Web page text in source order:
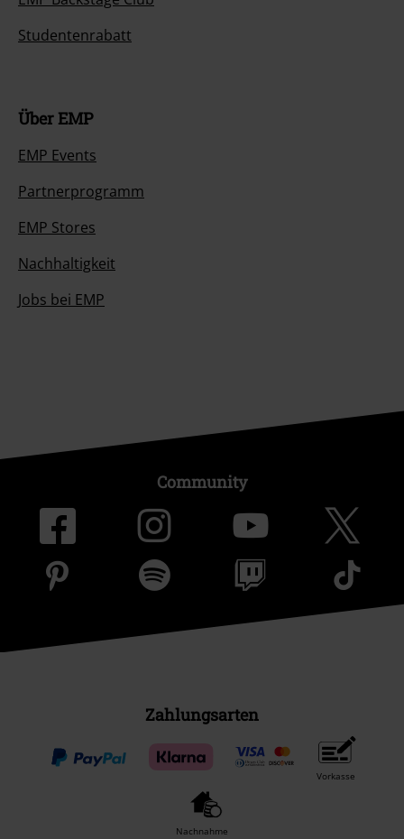
Studentenrabatt
Über EMP
EMP Events
Partnerprogramm
EMP Stores
Nachhaltigkeit
Jobs bei EMP
Community
Zahlungsarten
Vorkasse
Nachnahme